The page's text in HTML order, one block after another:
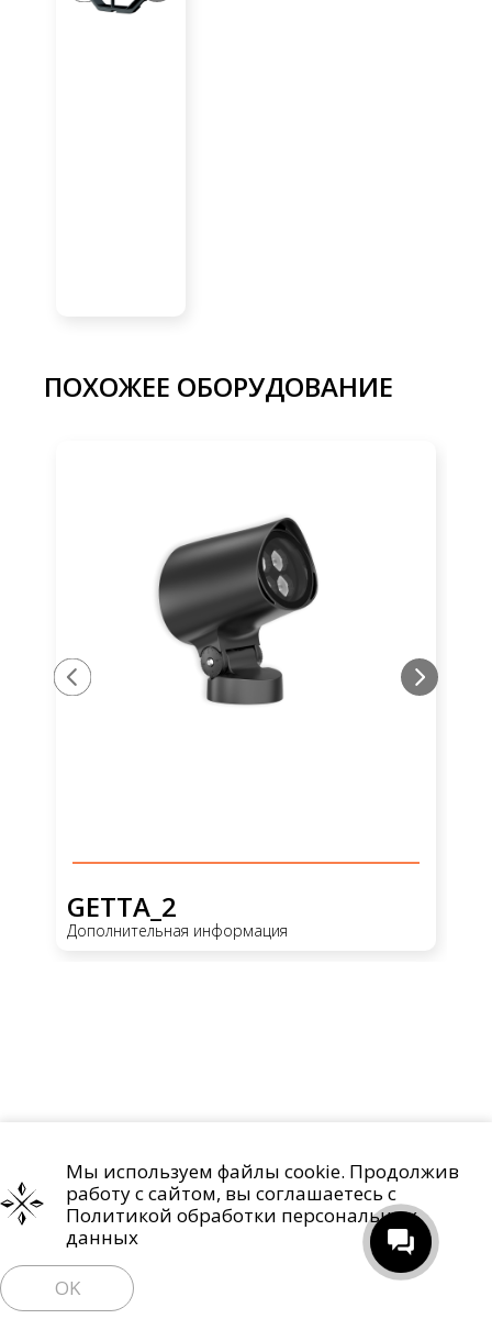
ПОХОЖЕЕ ОБОРУДОВАНИЕ
GETTA_2
Дополнительная информация
Проекты О компании Контакты
Политика обработки персональных данных
Право на отзыв согласия и удаление персональных данных
Мы используем файлы cookie. Продолжив
работу с сайтом, вы соглашаетесь с
Политикой обработки персональных
данных
OK